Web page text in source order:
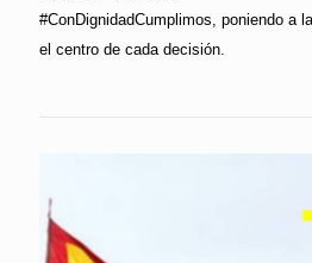
#ConDignidadCumplimos, poniendo a
el centro de cada decisión.